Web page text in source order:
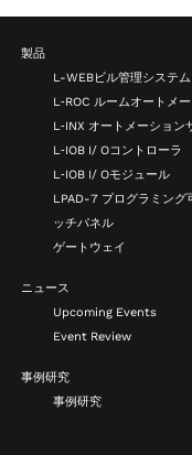
製品
L-WEBビル管理システム
L‑ROC ルームオートメ
L‑INX オートメーション
L‑IOB I/ Oコントローラ
L‑IOB I/ Oモジュール
LPAD-7 プログラミング
ッチパネル
ゲートウェイ
ニュース
Upcoming Events
Event Review
事例研究
事例研究